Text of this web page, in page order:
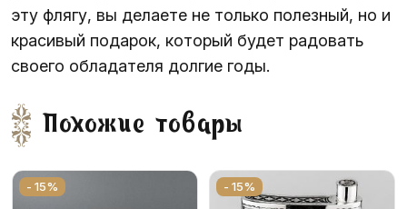
эту флягу, вы делаете не только полезный, но и
красивый подарок, который будет радовать
своего обладателя долгие годы.
Похожие товары
- 15% - 15%